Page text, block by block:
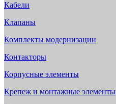
Кабели
Клапаны
Комплекты модернизации
Контакторы
Корпусные элементы
Крепеж и монтажные элементы